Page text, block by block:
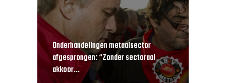
Onderhandelingen metaalsector
afgesprongen: “Zonder sectoraal
akkoor...